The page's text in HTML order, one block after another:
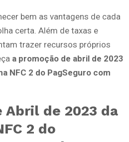
bem as vantagens de cada
certa. Além de taxas e
trazer recursos próprios
a promoção de abril de 2023
NFC 2 do PagSeguro com
Abril de 2023 da
2 do